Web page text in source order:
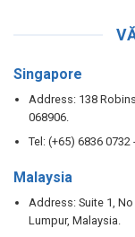
Singapore
Address: 138
068906.
Tel: (+65) 6836 0732
Malaysia
Address: Suite 1,
Lumpur, Malaysia.